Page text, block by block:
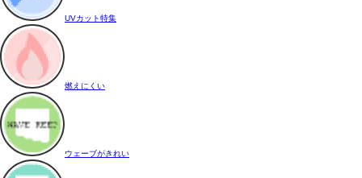
UVカット特集
燃えにくい
ウェーブがきれい